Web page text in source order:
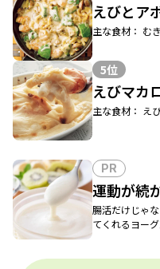
えびとア
主な食材： む
5位
えびマカ
主な食材： え
PR
運動が続
腸活だけじゃ
てくれるヨー